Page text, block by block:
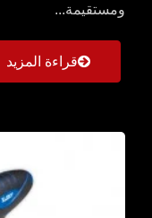
ومستقيمة...
قراءة المزيد